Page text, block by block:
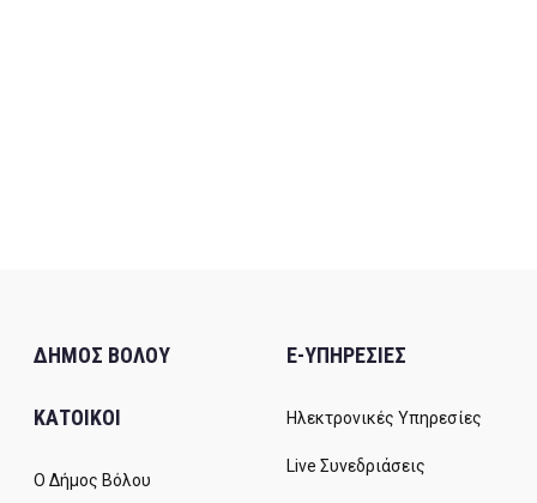
ΔΗΜΟΣ ΒΟΛΟΥ
ΚΑΤΟΙΚΟΙ
Ο Δήμος Βόλου
E-ΥΠΗΡΕΣΙΕΣ
Ηλεκτρονικές Υπηρεσίες
Live Συνεδριάσεις